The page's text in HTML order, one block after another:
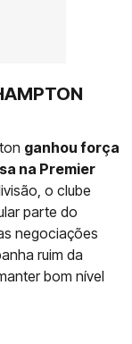
ganhou força
na Premier
o clube
parte do
negociações
ruim da
bom nível